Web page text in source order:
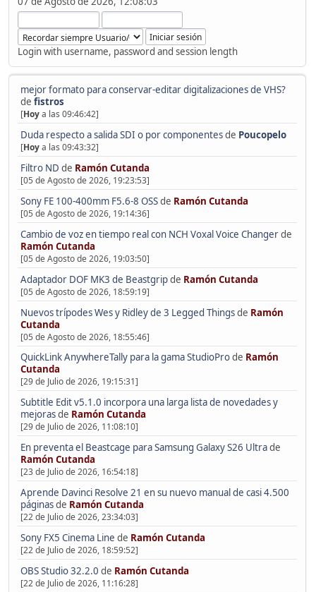
Login with username, password and session length
mejor formato para conservar-editar digitalizaciones de VHS?
de fistros
[Hoya las 09:46:42]
Duda respecto a salida SDI o por componentesde Poucopelo
[Hoya las 09:43:32]
Filtro ND de Ramón Cutanda
[05 de Agosto de 2026, 19:23:53]
Sony FE 100-400mm F5.6-8 OSSde Ramón Cutanda
[05 de Agosto de 2026, 19:14:36]
Cambio de voz en tiempo real con NCH Voxal Voice Changerde
Ramón Cutanda
[05 de Agosto de 2026, 19:03:50]
Adaptador DOF MK3 de Beastgripde Ramón Cutanda
[05 de Agosto de 2026, 18:59:19]
Nuevos trípodes Wes y Ridley de 3 Legged Thingsde Ramón
Cutanda
[05 de Agosto de 2026, 18:55:46]
QuickLink AnywhereTally para la gama StudioProde Ramón
Cutanda
[29 de Julio de 2026, 19:15:31]
Subtitle Edit v5.1.0 incorpora una larga lista de novedades y
mejorasde Ramón Cutanda
[29 de Julio de 2026, 11:08:10]
En preventa el Beastcage para Samsung Galaxy S26 Ultrade
Ramón Cutanda
[23 de Julio de 2026, 16:54:18]
Aprende Davinci Resolve 21 en su nuevo manual de casi 4.500
páginasde Ramón Cutanda
[22 de Julio de 2026, 23:34:03]
Sony FX5 Cinema Line de Ramón Cutanda
[22 de Julio de 2026, 18:59:52]
OBS Studio 32.2.0 de Ramón Cutanda
[22 de Julio de 2026, 11:16:28]